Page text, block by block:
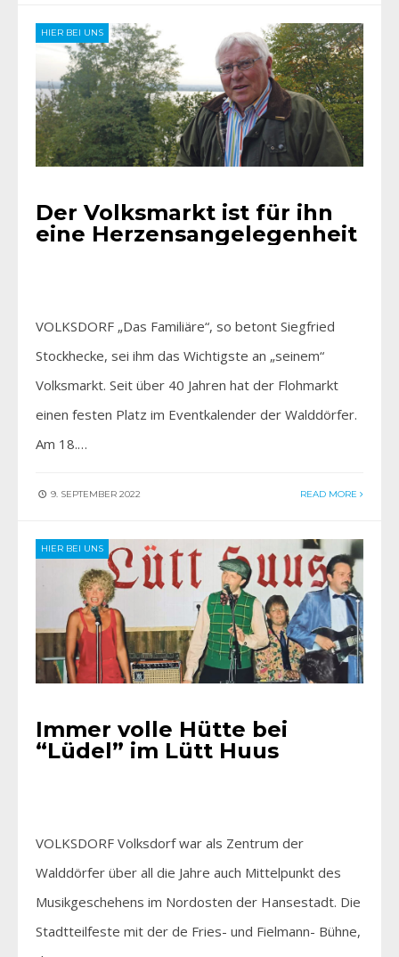
HIER BEI UNS
Der Volksmarkt ist für ihn
eine Herzensangelegenheit
VOLKSDORF „Das Familiäre“, so betont Siegfried
Stockhecke, sei ihm das Wichtigste an „seinem“
Volksmarkt. Seit über 40 Jahren hat der Flohmarkt
einen festen Platz im Eventkalender der Walddörfer.
Am 18.…
9. SEPTEMBER 2022 READ MORE
HIER BEI UNS
Immer volle Hütte bei
“Lüdel” im Lütt Huus
VOLKSDORF Volksdorf war als Zentrum der
Walddörfer über all die Jahre auch Mittelpunkt des
Musikgeschehens im Nordosten der Hansestadt. Die
Stadtteilfeste mit der de Fries- und Fielmann- Bühne,